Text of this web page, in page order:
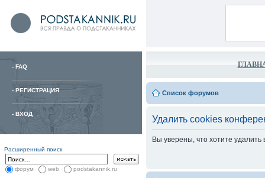
- FAQ
- РЕГИСТРАЦИЯ
- ВХОД
Расширенный поиск
форум web podstakannik.ru
Список форумов
Удалить cookies
Вы уверены, что хотите